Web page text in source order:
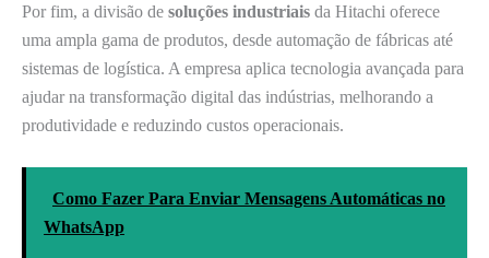
Por fim, a divisão de soluções industriais da Hitachi oferece
uma ampla gama de produtos, desde automação de fábricas até
sistemas de logística. A empresa aplica tecnologia avançada para
ajudar na transformação digital das indústrias, melhorando a
produtividade e reduzindo custos operacionais.
Como Fazer Para Enviar Mensagens Automáticas no
WhatsApp